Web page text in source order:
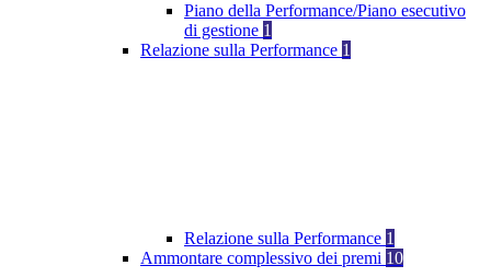
Piano della Performance/Piano esecutivo
di gestione 1
Relazione sulla Performance 1
Relazione sulla Performance 1
Ammontare complessivo dei premi 10